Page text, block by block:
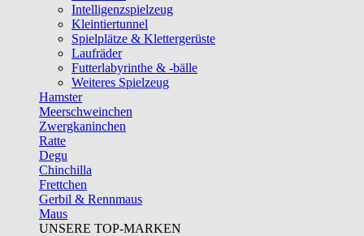
Intelligenzspielzeug
Kleintiertunnel
Spielplätze & Klettergerüste
Laufräder
Futterlabyrinthe & -bälle
Weiteres Spielzeug
Hamster
Meerschweinchen
Zwergkaninchen
Ratte
Degu
Chinchilla
Frettchen
Gerbil & Rennmaus
Maus
UNSERE TOP-MARKEN